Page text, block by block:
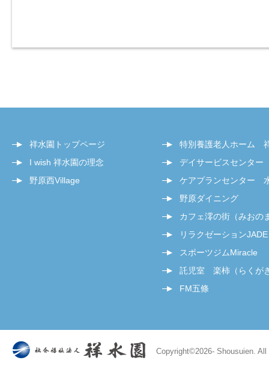
祥水園トップページ
I wish 祥水園の理念
野原西Village
特別養護老人ホーム
デイサービスセンタ
ケアプランセンター
野原ダイニング
カフェ澪の街（みおの
リラクゼーションJADE
スポーツジムMiracle
託児室 楽柿（らくが
FM五條
Copyright©2026- Shousuien.